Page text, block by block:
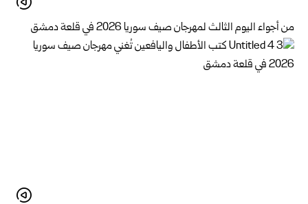
من أجواء اليوم الثالث لمهرجان صيف سوريا 2026 في قلعة دمشق